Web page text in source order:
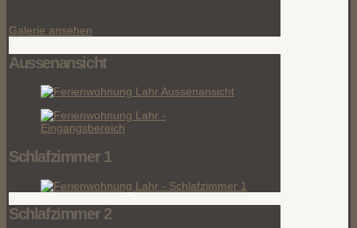
Galerie ansehen
Aussenansicht
Schlafzimmer 1
Schlafzimmer 2